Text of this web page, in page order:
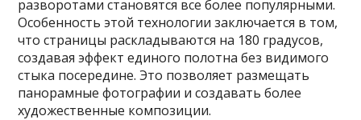
разворотами становятся все более популярными.
Особенность этой технологии заключается в том,
что страницы раскладываются на 180 градусов,
создавая эффект единого полотна без видимого
стыка посередине. Это позволяет размещать
панорамные фотографии и создавать более
художественные композиции.